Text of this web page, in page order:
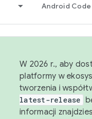
Android Code
W 2026 r., aby
platformy w
tworzenia i
latest-release
informacji